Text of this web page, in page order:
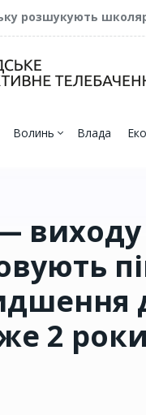
розшукують
Волинь Влада
2